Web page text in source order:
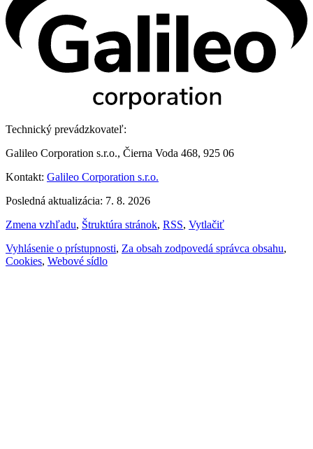
Technický prevádzkovateľ:
Galileo Corporation s.r.o., Čierna Voda 468, 925 06
Kontakt: Galileo Corporation s.r.o.
Posledná aktualizácia: 7. 8. 2026
Zmena vzhľadu, Štruktúra stránok, RSS, Vytlačiť
Vyhlásenie o prístupnosti, Za obsah zodpovedá správca obsahu,
Cookies, Webové sídlo